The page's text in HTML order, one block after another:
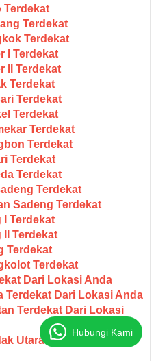
Terdekat
Terdekat
Terdekat
I Terdekat
II Terdekat
Terdekat
Terdekat
Terdekat
Terdekat
Terdekat
Terdekat
Terdekat
Terdekat
Sadeng Terdekat
I Terdekat
Terdekat
Terdekat
Terdekat
Dari Lokasi Anda
Terdekat Dari Lokasi Anda
Terdekat Dari Lokasi
Utara Terdekat Dari
Hubungi Kami